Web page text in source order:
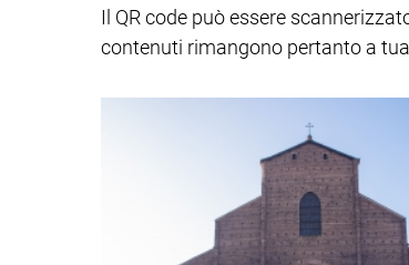
Il QR code può essere
contenuti rimangono pertanto a